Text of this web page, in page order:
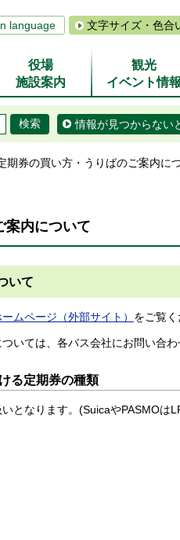
language 文字サイズ・色合
役場
施設案内
観光
イベント情報
情報が見つからない
期券の買い方・うりばのご案内に
案内について
いて
ムページ（外部サイト） をご覧く
いては、各バス会社にお問い合わ
る定期券の種類
いとなります。(SuicaやPASMOは